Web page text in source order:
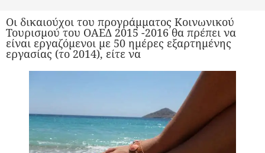
Οι δικαιούχοι του προγράμματος Κοινωνικού
Τουρισμού του ΟΑΕΔ 2015 -2016 θα πρέπει να
είναι εργαζόμενοι με 50 ημέρες εξαρτημένης
εργασίας (το 2014), είτε να